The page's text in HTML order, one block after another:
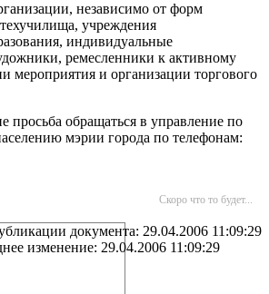
независимо от форм
учреждения
индивидуальные
ремесленники к активному
мероприятия и организации торгового
просьба обращаться в управление по
мэрии города по телефонам:
Скоро что то будет...
документа: 29.04.2006 11:09:29
изменение: 29.04.2006 11:09:29